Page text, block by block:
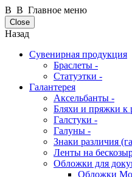
В В Главное меню
Close
Назад
Сувенирная продукция
Браслеты -
Статуэтки -
Галантерея
Аксельбанты -
Бляхи и пряжки к
Галстуки -
Галуны -
Знаки различия
Ленты на
Обложки для
Обложки